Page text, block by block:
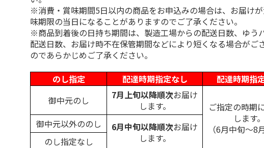
※消費・賞味期間5日以内の商品をお申込みの場合は、お届け
味期限の当日になることがありますのでご了承ください。
※商品到着後の日持ち期間は、製造工場からの配送日数、ゆう
配送日数、お届け時不在保管期間などにより短くなる場合がご
のであらかじめご了承ください。
のし指定
配達時期指定なし
配達時期指
御中元のし
7月上旬以降順次お届け
します。
ご指定の時期
します。
（6月中旬～8
御中元以外ののし 6月中旬以降順次お届け
します。
のし指定なし